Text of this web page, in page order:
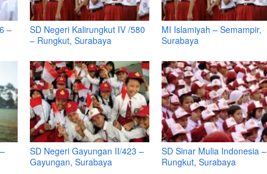
–
SD Negeri Kalirungkut IV /580
– Rungkut, Surabaya
MI Islamiyah – Semampir,
Surabaya
SD Negeri Gayungan II/423 –
Gayungan, Surabaya
SD Sinar Mulia Indonesia –
Rungkut, Surabaya